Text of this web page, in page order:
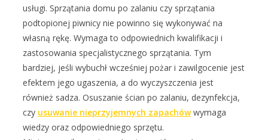
usługi. Sprzątania domu po zalaniu czy sprzątania
podtopionej piwnicy nie powinno się wykonywać na
własną rękę. Wymaga to odpowiednich kwalifikacji i
zastosowania specjalistycznego sprzątania. Tym
bardziej, jeśli wybuchł wcześniej pożar i zawilgocenie jest
efektem jego ugaszenia, a do wyczyszczenia jest
również sadza. Osuszanie ścian po zalaniu, dezynfekcja,
czy usuwanie nieprzyjemnych zapachówwymaga
wiedzy oraz odpowiedniego sprzętu.